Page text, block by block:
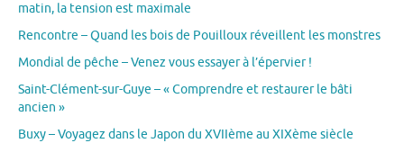
matin, la tension est maximale
Rencontre – Quand les bois de Pouilloux réveillent les monstres
Mondial de pêche – Venez vous essayer à l’épervier !
Saint-Clément-sur-Guye – « Comprendre et restaurer le bâti
ancien »
Buxy – Voyagez dans le Japon du XVIIème au XIXème siècle